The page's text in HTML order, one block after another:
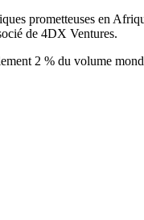
prometteuses en
de 4DX Ventures.
2 % du volume